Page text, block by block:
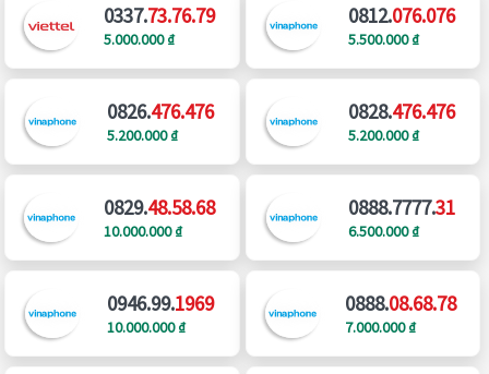
0337.73.76.79
5.000.000 ₫
0812.076.076
5.500.000 ₫
0826.476.476
5.200.000 ₫
0828.476.476
5.200.000 ₫
0829.48.58.68
10.000.000 ₫
0888.7777.31
6.500.000 ₫
0946.99.1969
10.000.000 ₫
0888.08.68.78
7.000.000 ₫